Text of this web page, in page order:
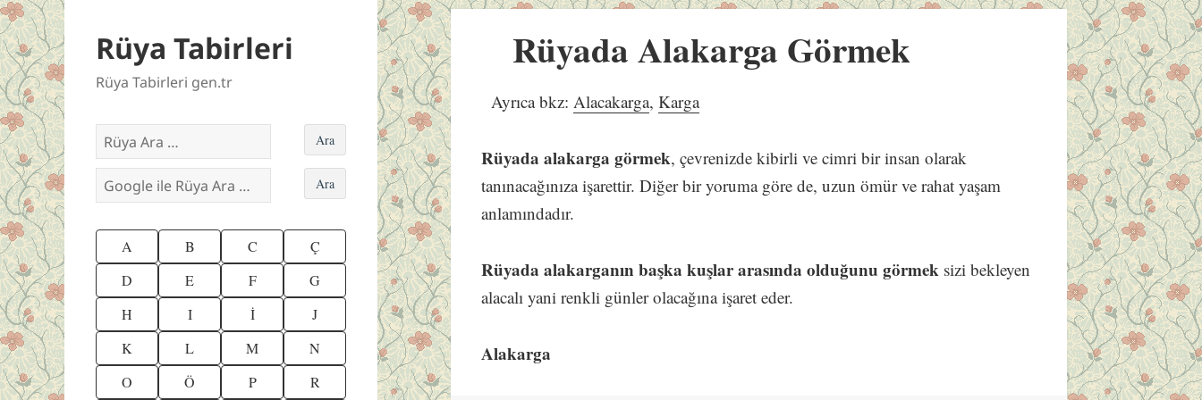
Rüya Tabirleri
Rüya Tabirleri gen.tr
A B C
Ç
D
E F
G
H
I İ
J
K
L M
N
O
Ö P R
Rüyada Alakarga Görmek
Ayrıca bkz:Alacakarga,Karga
Rüyada alakarga görmek, çevrenizde kibirli ve cimri bir insan olarak
tanınacağınıza işarettir. Diğer bir yoruma göre de, uzun ömür ve rahat yaşam
anlamındadır.
Rüyada alakarganın başka kuşlar arasında olduğunu görmek sizi bekleyen
alacalı yani renkli günler olacağına işaret eder.
Alakarga